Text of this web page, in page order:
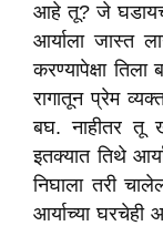
आहे तू? जे
आर्याला जास्त
करण्यापेक्षा
रागातून प्रेम
बघ. नाहीतर तू
इतक्यात तिथे
निघाला तरी
आर्याच्या घरचेही